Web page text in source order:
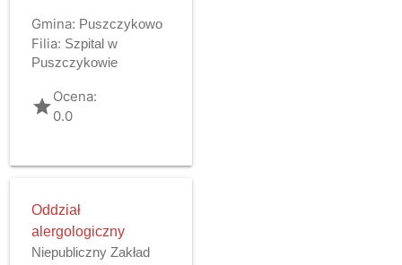
Gmina: Puszczykowo
Filia: Szpital w
Puszczykowie
gradeOcena:
0.0
Oddział
alergologiczny
Niepubliczny Zakład